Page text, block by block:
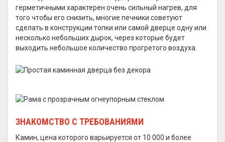
герметичными характерен очень сильный нагрев, для
того чтобы его снизить, многие печники советуют
сделать в конструкции топки или самой дверце одну или
несколько небольших дырок, через которые будет
выходить небольшое количество прогретого воздуха.
ЗНАКОМСТВО С ТРЕБОВАНИЯМИ
Камин, цена которого варьируется от 10 000 и более